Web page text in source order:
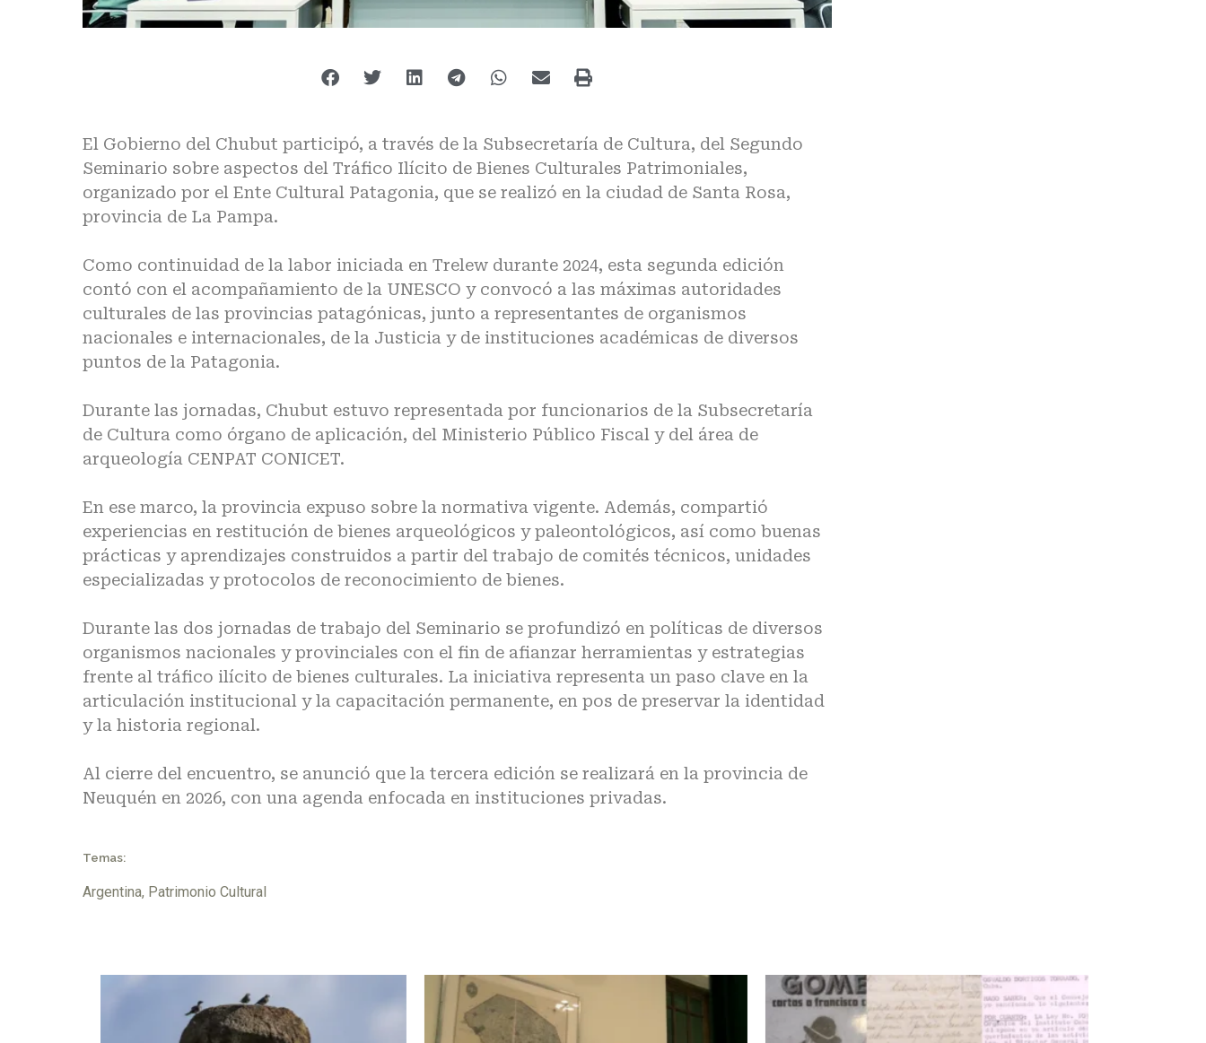
El Gobierno del Chubut participó, a través de la Subsecretaría de Cultura, del Segundo
Seminario sobre aspectos del Tráfico Ilícito de Bienes Culturales Patrimoniales,
organizado por el Ente Cultural Patagonia, que se realizó en la ciudad de Santa Rosa,
provincia de La Pampa.
Como continuidad de la labor iniciada en Trelew durante 2024, esta segunda edición
contó con el acompañamiento de la UNESCO y convocó a las máximas autoridades
culturales de las provincias patagónicas, junto a representantes de organismos
nacionales e internacionales, de la Justicia y de instituciones académicas de diversos
puntos de la Patagonia.
Durante las jornadas, Chubut estuvo representada por funcionarios de la Subsecretaría
de Cultura como órgano de aplicación, del Ministerio Público Fiscal y del área de
arqueología CENPAT CONICET.
En ese marco, la provincia expuso sobre la normativa vigente. Además, compartió
experiencias en restitución de bienes arqueológicos y paleontológicos, así como buenas
prácticas y aprendizajes construidos a partir del trabajo de comités técnicos, unidades
especializadas y protocolos de reconocimiento de bienes.
Durante las dos jornadas de trabajo del Seminario se profundizó en políticas de diversos
organismos nacionales y provinciales con el fin de afianzar herramientas y estrategias
frente al tráfico ilícito de bienes culturales. La iniciativa representa un paso clave en la
articulación institucional y la capacitación permanente, en pos de preservar la identidad
y la historia regional.
Al cierre del encuentro, se anunció que la tercera edición se realizará en la provincia de
Neuquén en 2026, con una agenda enfocada en instituciones privadas.
Temas:
Argentina, Patrimonio Cultural